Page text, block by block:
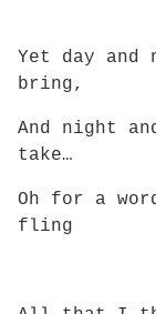
Yet
day and
bring,
And night
take…
Oh for a
fling